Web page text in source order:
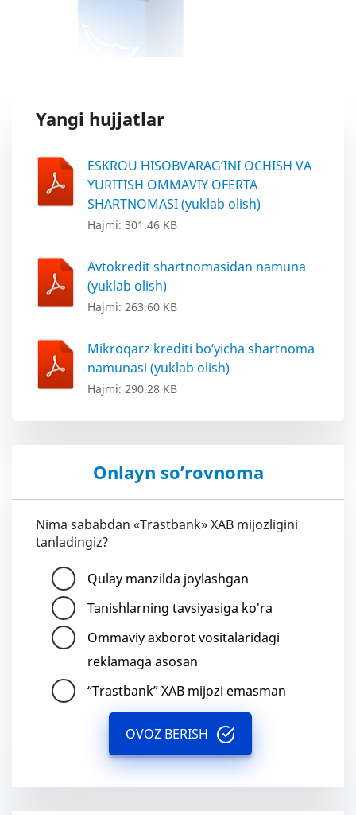
Yangi hujjatlar
ESKROU HISOBVARAG‘INI OCHISH VA
YURITISH OMMAVIY OFERTA
SHARTNOMASI (yuklab olish)
Hajmi: 301.46 KB
Avtokredit shartnomasidan namuna
(yuklab olish)
Hajmi: 263.60 KB
Mikroqarz krediti bo‘yicha shartnoma
namunasi (yuklab olish)
Hajmi: 290.28 KB
Onlayn so’rovnoma
Nima sababdan «Trastbank» XAB mijozligini
tanladingiz?
Qulay manzilda joylashgan
Tanishlarning tavsiyasiga ko'ra
Ommaviy axborot vositalaridagi
reklamaga asosan
“Trastbank” XAB mijozi emasman
OVOZ BERISH